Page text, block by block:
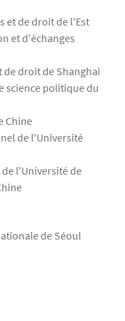
et de droit de l'Est
et d'échanges
droit de Shanghai
science politique du
Chine
de l'Université
l'Université de
de Séoul